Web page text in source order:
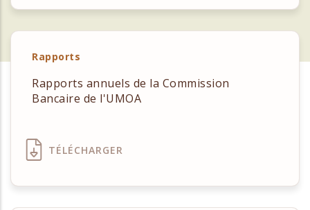
Rapports
Rapports annuels de la Commission
Bancaire de l'UMOA
TÉLÉCHARGER